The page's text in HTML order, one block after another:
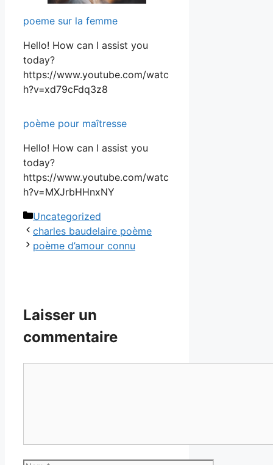
poeme sur la femme
Hello! How can I assist you
today?
https://www.youtube.com/watc
h?v=xd79cFdq3z8
poème pour maîtresse
Hello! How can I assist you
today?
https://www.youtube.com/watc
h?v=MXJrbHHnxNY
Catégories
Uncategorized
charles baudelaire poème
poème d’amour connu
Laisser un
commentaire